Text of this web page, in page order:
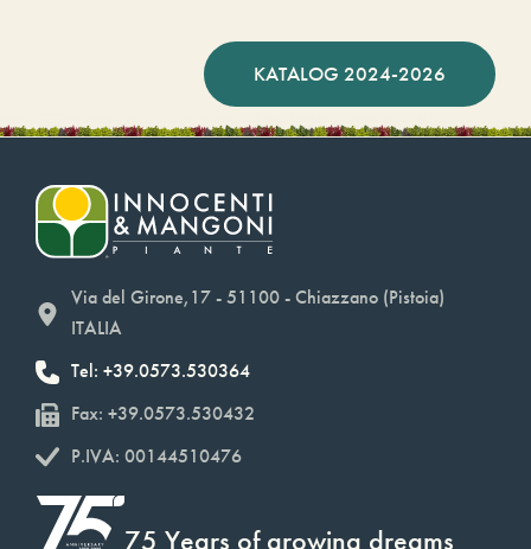
KATALOG 2024-2026
Via del Girone,17 - 51100 - Chiazzano (Pistoia)
ITALIA
Tel: +39.0573.530364
Fax: +39.0573.530432
P.IVA: 00144510476
75 Years of growing dreams